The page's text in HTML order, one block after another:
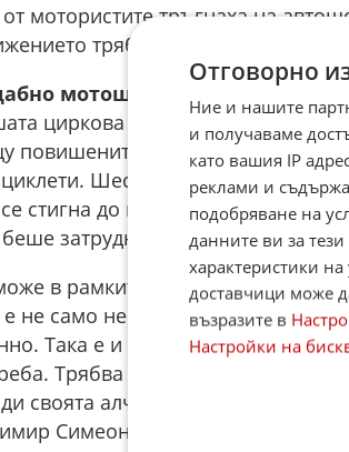
мотористите тръгнаха на
трябва да използват
мотошествие и във Варна.
циркова площадка, до стадион
повишените цени на
Шествието потегли на
се стигна до временни пътни
затруднено.
в рамките на месец - два,
не само несправедливо, а и
Така е и с караваните - знаете
Трябва да се говори за
своята алчност явно искат да
Симеонов, председател на
Отговорно
Ние и нашите
и получаваме
като вашия IP
реклами и
подобряване на
данните ви за
характеристики
доставчици може
възразите в
Настройки на